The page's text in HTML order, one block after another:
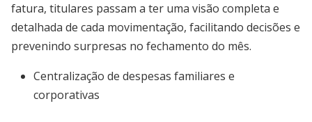
fatura, titulares passam a ter uma visão completa e
detalhada de cada movimentação, facilitando decisões e
prevenindo surpresas no fechamento do mês.
Centralização de despesas familiares e
corporativas